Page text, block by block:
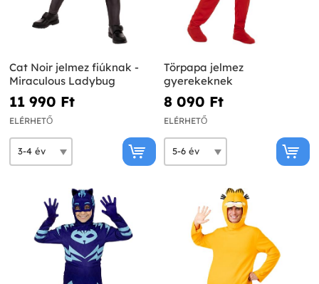
Cat Noir jelmez fiúknak -
Miraculous Ladybug
11 990 Ft‎
ELÉRHETŐ
Törpapa jelmez
gyerekeknek
8 090 Ft‎
ELÉRHETŐ